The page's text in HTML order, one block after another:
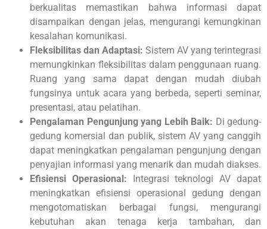
berkualitas memastikan bahwa informasi dapat
disampaikan dengan jelas, mengurangi kemungkinan
kesalahan komunikasi.
Fleksibilitas dan Adaptasi: Sistem AV yang terintegrasi
memungkinkan fleksibilitas dalam penggunaan ruang.
Ruang yang sama dapat dengan mudah diubah
fungsinya untuk acara yang berbeda, seperti seminar,
presentasi, atau pelatihan.
Pengalaman Pengunjung yang Lebih Baik: Di gedung-
gedung komersial dan publik, sistem AV yang canggih
dapat meningkatkan pengalaman pengunjung dengan
penyajian informasi yang menarik dan mudah diakses.
Efisiensi Operasional: Integrasi teknologi AV dapat
meningkatkan efisiensi operasional gedung dengan
mengotomatiskan berbagai fungsi, mengurangi
kebutuhan akan tenaga kerja tambahan, dan